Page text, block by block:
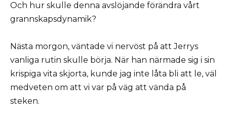
Och hur skulle denna avslöjande förändra vårt
grannskapsdynamik?
Nästa morgon, väntade vi nervöst på att Jerrys
vanliga rutin skulle börja. När han närmade sig i sin
krispiga vita skjorta, kunde jag inte låta bli att le, väl
medveten om att vi var på väg att vända på
steken.